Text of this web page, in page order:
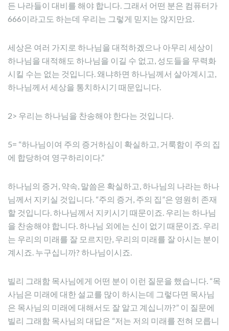
든 나라들이 대비를 해야 합니다. 그래서 어떤 분은 컴퓨터가
666이라고도 하는데 우리는 그렇게 믿지는 않지만요.
세상은 여러 가지로 하나님을 대적하겠으나 아무리 세상이
하나님을 대적해도 하나님을 이길 수 없고, 성도들을 무력화
시킬 수는 없는 것입니다. 왜냐하면 하나님께서 살아계시고,
하나님께서 세상을 통치하시기 때문입니다.
2> 우리는 하나님을 찬송해야 한다는 것입니다.
5= “하나님이여 주의 증거하심이 확실하고, 거룩함이 주의 집
에 합당하여 영구하리이다.”
하나님의 증거, 약속, 말씀은 확실하고, 하나님의 나라는 하나
님께서 지키실 것입니다. “주의 증거, 주의 집”은 영원히 존재
할 것입니다. 하나님께서 지키시기 때문이죠. 우리는 하나님
을 찬송해야 합니다. 하나님 외에는 신이 없기 때문이죠. 우리
는 우리의 미래를 잘 모르지만, 우리의 미래를 잘 아시는 분이
계시죠. 누구십니까? 하나님이시죠.
빌리 그래함 목사님에게 어떤 분이 이런 질문을 했습니다. “목
사님은 미래에 대한 설교를 많이 하시는데 그렇다면 목사님
은 목사님의 미래에 대해서도 잘 알고 계십니까?” 이 질문에
빌리 그래함 목사님의 대답은 “저는 저의 미래를 전혀 모릅니